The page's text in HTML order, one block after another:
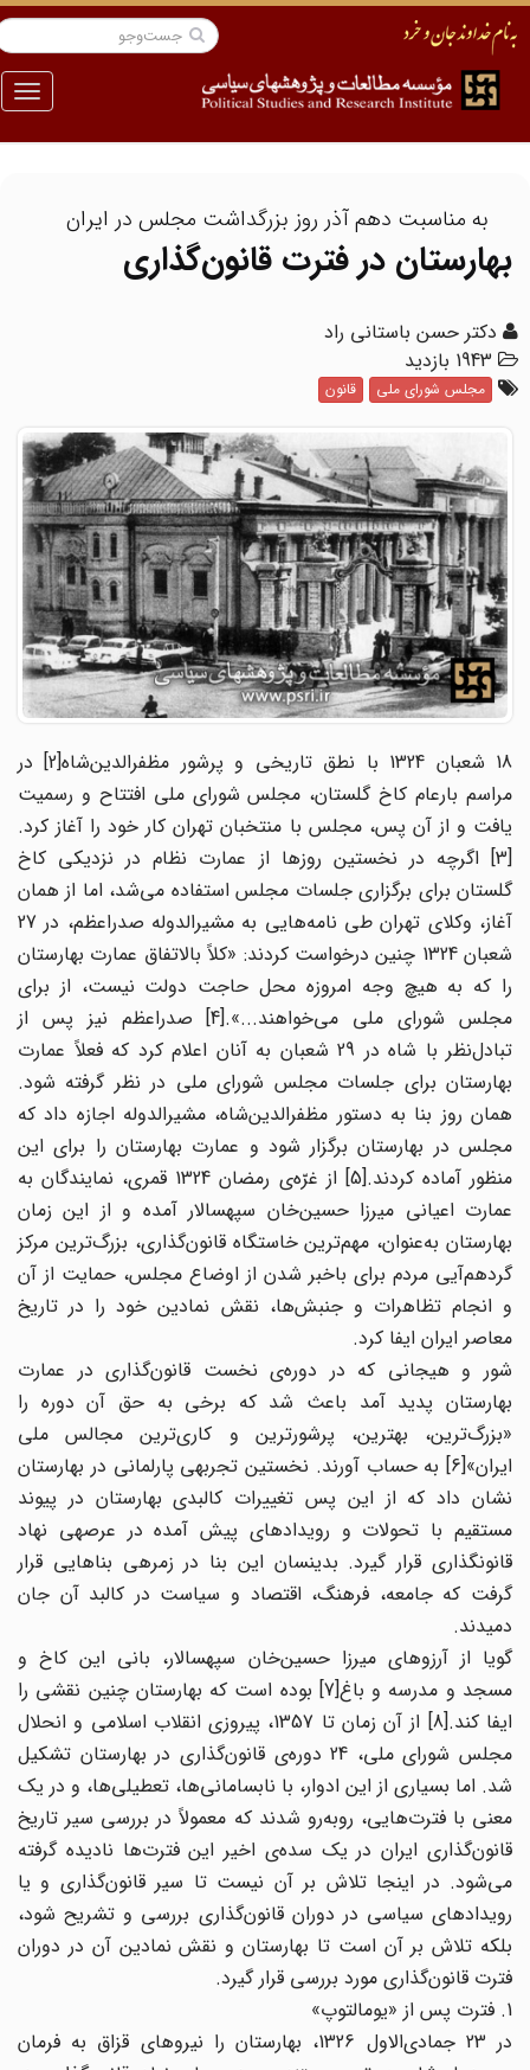
منو
به مناسبت دهم آذر روز بزرگداشت مجلس در ایران
بهارستان در فترت قانون‌گذاری
دکتر حسن باستانی راد
1943 بازدید
مجلس شورای ملی قانون
18 شعبان 1324 با نطق تاریخی و پرشور مظفرالدین‌شاه[2] در
مراسم بارعام کاخ گلستان، مجلس شورای ملی افتتاح و رسمیت
یافت و از آن پس، مجلس با منتخبان تهران کار خود را آغاز کرد.
[3] اگرچه در نخستین روزها از عمارت نظام در نزدیکی کاخ
گلستان برای برگزاری جلسات مجلس استفاده می‌شد، اما از همان
آغاز، وکلای تهران طی نامه‌هایی به مشیرالدوله صدراعظم، در 27
شعبان 1324 چنین درخواست کردند: «کلاً بالاتفاق عمارت بهارستان
را که به هیچ وجه امروزه محل حاجت دولت نیست، از برای
مجلس شورای ملی می‌خواهند...».[4] صدراعظم نیز پس از
تبادل‌نظر با شاه در 29 شعبان به آنان اعلام کرد که فعلاً عمارت
بهارستان برای جلسات مجلس شورای ملی در نظر گرفته شود.
همان روز بنا به دستور مظفرالدین‌شاه، مشیرالدوله اجازه داد که
مجلس در بهارستان برگزار شود و عمارت بهارستان را برای این
منظور آماده کردند.[5] از غرّه‌ی رمضان 1324 قمری، نمایندگان به
عمارت اعیانی میرزا حسین‌خان سپهسالار آمده و از این زمان
بهارستان به‌عنوان، مهم‌ترین خاستگاه قانون‌گذاری، بزرگ‌ترین مرکز
گردهم‌آیی مردم برای باخبر شدن از اوضاع مجلس، حمایت از آن
و انجام تظاهرات و جنبش‌ها، نقش نمادین خود را در تاریخ
معاصر ایران ایفا کرد.
شور و هیجانی که در دوره‌ی نخست قانون‌گذاری در عمارت
بهارستان پدید آمد باعث شد که برخی به حق آن دوره را
«بزرگ‌ترین، بهترین، پرشورترین و کاری‌ترین مجالس ملی
ایران»[6] به حساب آورند. نخستین تجربهی پارلمانی در بهارستان
نشان داد که از این پس تغییرات کالبدی بهارستان در پیوند
مستقیم با تحولات و رویدادهای پیش آمده در عرصهی نهاد
قانونگذاری قرار گیرد. بدینسان این بنا در زمرهی بناهایی قرار
گرفت که جامعه، فرهنگ، اقتصاد و سیاست در کالبد آن جان
دمیدند.
گویا از آرزوهای میرزا حسین‌خان سپهسالار، بانی این کاخ و
مسجد و مدرسه و باغ[7] بوده است که بهارستان چنین نقشی را
ایفا کند.[8] از آن زمان تا 1357، پیروزی انقلاب اسلامی و انحلال
مجلس شورای ملی، 24 دوره‌ی قانون‌گذاری در بهارستان تشکیل
شد. اما بسیاری از این ادوار، با نابسامانی‌ها، تعطیلی‌ها، و در یک
معنی با فترت‌هایی، روبه‌رو شدند که معمولاً در بررسی سیر تاریخ
قانون‌گذاری ایران در یک سده‌ی اخیر این فترت‌ها نادیده گرفته
می‌شود. در اینجا تلاش بر آن نیست تا سیر قانون‌گذاری و یا
رویدادهای سیاسی در دوران قانون‌گذاری بررسی و تشریح شود،
بلکه تلاش بر آن است تا بهارستان و نقش نمادین آن در دوران
فترت قانون‌گذاری مورد بررسی قرار گیرد.
در 23 جمادی‌الاول 1326، بهارستان را نیروهای قزاق به فرمان